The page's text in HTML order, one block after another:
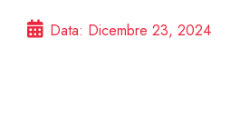
Data: Dicembre 23, 2024